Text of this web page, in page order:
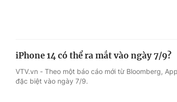
iPhone 14 có thể ra mắt vào ngày 7/9?
VTV.vn - Theo một báo cáo mới từ Bloomberg,
đặc biệt vào ngày 7/9.